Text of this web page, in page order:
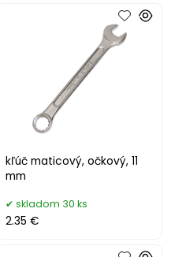
kľúč maticový, očkový, 11
mm
skladom 30 ks
2.35 €